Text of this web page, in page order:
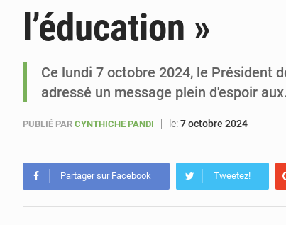
l’éducation »
Ce lundi 7 octobre 2024, le Président
adressé un message plein d'espoir
PUBLIÉ PAR CYNTHICHE PANDI le:7 octobre 2024
Partager sur Facebook Tweetez!